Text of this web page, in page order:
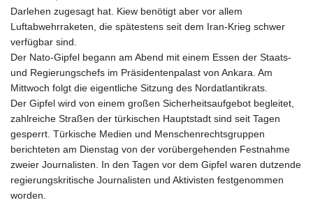
Darlehen zugesagt hat. Kiew benötigt aber vor allem
Luftabwehrraketen, die spätestens seit dem Iran-Krieg schwer
verfügbar sind.
Der Nato-Gipfel begann am Abend mit einem Essen der Staats-
und Regierungschefs im Präsidentenpalast von Ankara. Am
Mittwoch folgt die eigentliche Sitzung des Nordatlantikrats.
Der Gipfel wird von einem großen Sicherheitsaufgebot begleitet,
zahlreiche Straßen der türkischen Hauptstadt sind seit Tagen
gesperrt. Türkische Medien und Menschenrechtsgruppen
berichteten am Dienstag von der vorübergehenden Festnahme
zweier Journalisten. In den Tagen vor dem Gipfel waren dutzende
regierungskritische Journalisten und Aktivisten festgenommen
worden.